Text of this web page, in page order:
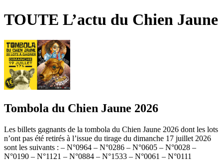
TOUTE L’actu du Chien Jaune
Tombola du Chien Jaune 2026
Les billets gagnants de la tombola du Chien Jaune 2026 dont les lots
n’ont pas été retirés à l’issue du tirage du dimanche 17 juillet 2026
sont les suivants : – N°0964 – N°0286 – N°0605 – N°0028 –
N°0190 – N°1121 – N°0884 – N°1533 – N°0061 – N°0111